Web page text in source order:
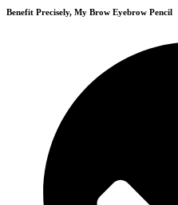
Benefit Precisely, My Brow Eyebrow Pencil